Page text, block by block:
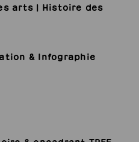
arts | Histoire des
& Infographie